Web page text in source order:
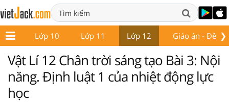
❯
9 Lớp 10 Lớp 11 Lớp 12 Giáo án - Đề thi
Vật Lí 12 Chân trời sáng tạo Bài 3: Nội
năng. Định luật 1 của nhiệt động lực
học